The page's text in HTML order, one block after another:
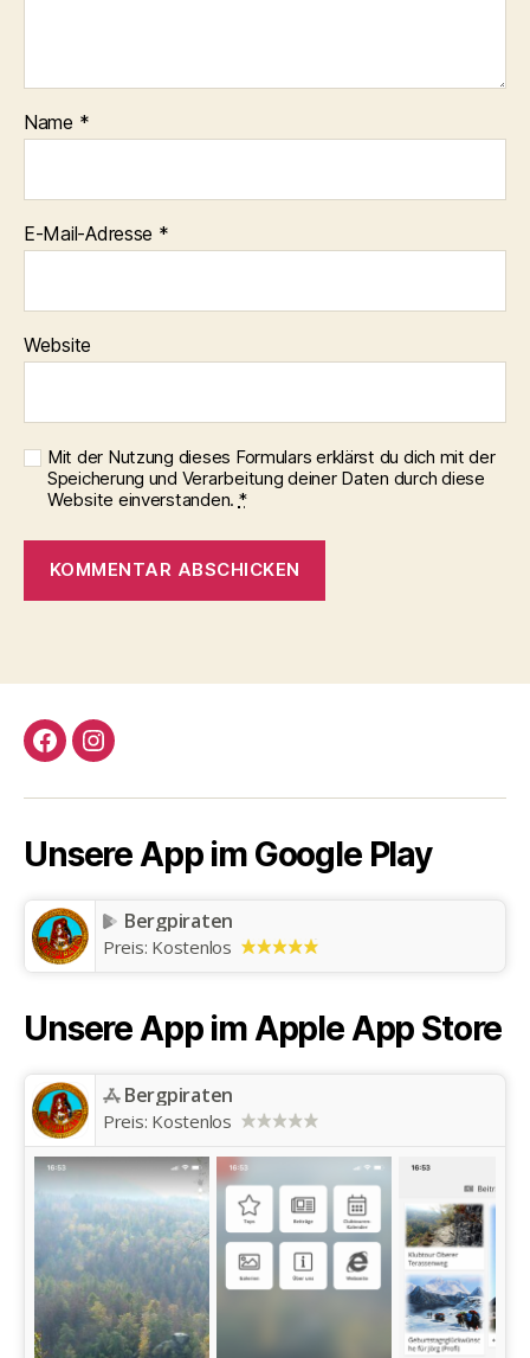
Name *
E-Mail-Adresse *
Website
Mit der Nutzung dieses Formulars erklärst du dich mit der
Speicherung und Verarbeitung deiner Daten durch diese
Website einverstanden. *
FacebookInstagram
Unsere App im Google Play
Bergpiraten
Preis: Kostenlos
Unsere App im Apple App Store
Bergpiraten
Preis: Kostenlos